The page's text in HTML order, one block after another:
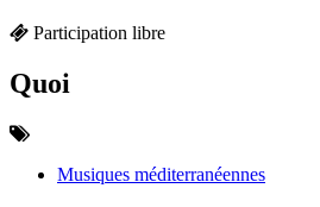
Participation libre
Quoi
Musiques méditerranéennes